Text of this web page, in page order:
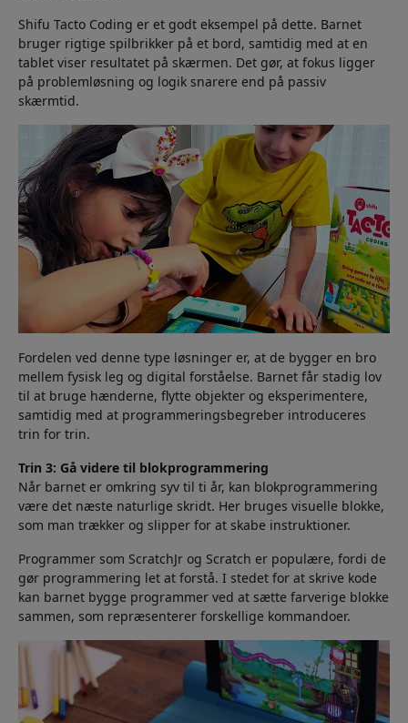
Shifu Tacto Coding er et godt eksempel på dette. Barnet
bruger rigtige spilbrikker på et bord, samtidig med at en
tablet viser resultatet på skærmen. Det gør, at fokus ligger
på problemløsning og logik snarere end på passiv
skærmtid.
Fordelen ved denne type løsninger er, at de bygger en bro
mellem fysisk leg og digital forståelse. Barnet får stadig lov
til at bruge hænderne, flytte objekter og eksperimentere,
samtidig med at programmeringsbegreber introduceres
trin for trin.
Trin 3: Gå videre til blokprogrammering
Når barnet er omkring syv til ti år, kan blokprogrammering
være det næste naturlige skridt. Her bruges visuelle blokke,
som man trækker og slipper for at skabe instruktioner.
Programmer som ScratchJr og Scratch er populære, fordi de
gør programmering let at forstå. I stedet for at skrive kode
kan barnet bygge programmer ved at sætte farverige blokke
sammen, som repræsenterer forskellige kommandoer.